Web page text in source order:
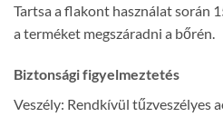
Tartsa a flakont használat során
a terméket megszáradni a bőrén.
Biztonsági figyelmeztetés
Veszély: Rendkívül tűzveszélyes